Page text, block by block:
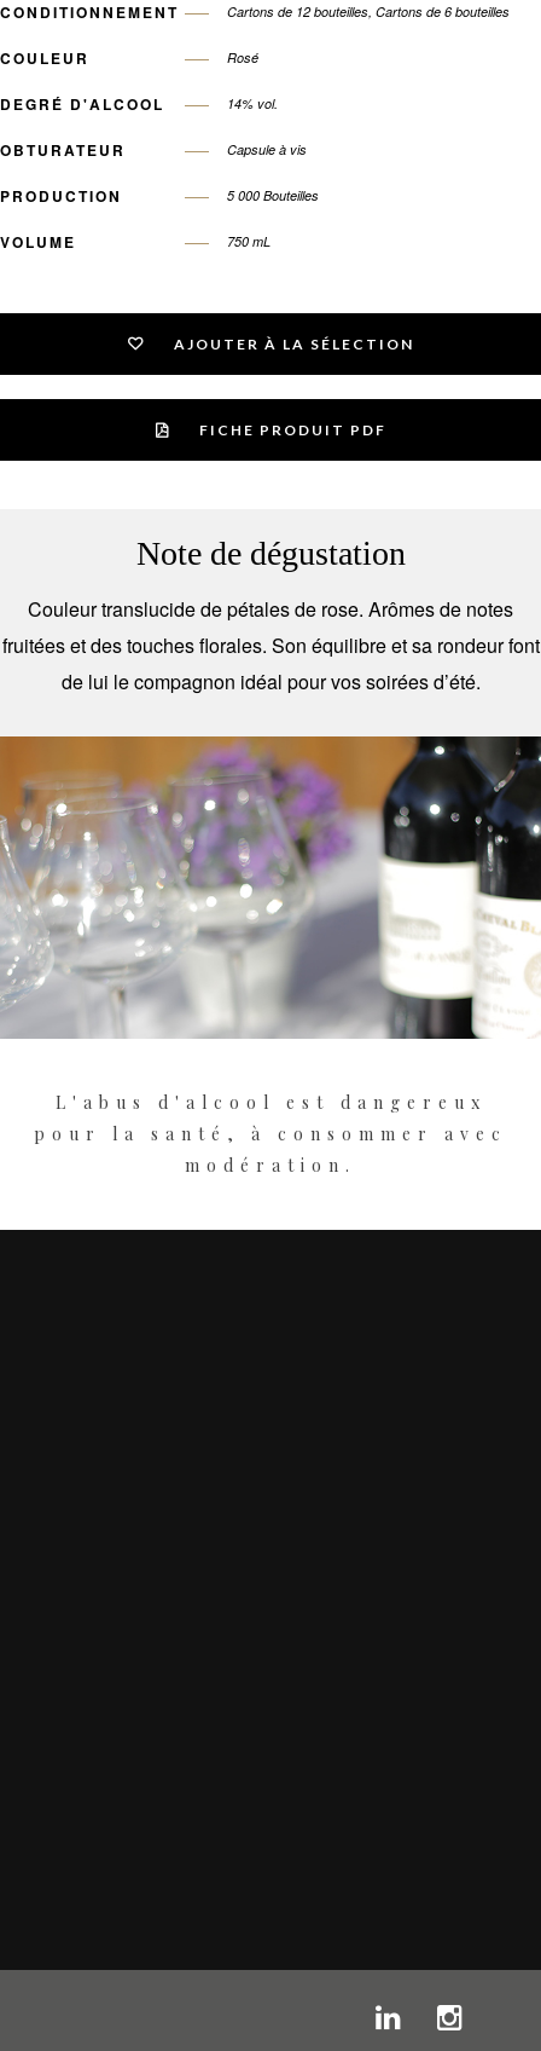
CONDITIONNEMENT Cartons de 12 bouteilles, Cartons de 6 bouteilles
COULEUR Rosé
DEGRÉ D'ALCOOL 14% vol.
OBTURATEUR Capsule à vis
PRODUCTION 5 000 Bouteilles
VOLUME 750 mL
AJOUTER À LA SÉLECTION
FICHE PRODUIT PDF
Note de dégustation
Couleur translucide de pétales de rose. Arômes de notes
fruitées et des touches florales. Son équilibre et sa rondeur font
de lui le compagnon idéal pour vos soirées d’été.
L'abus d'alcool est dangereux
pour la santé, à consommer avec
modération.